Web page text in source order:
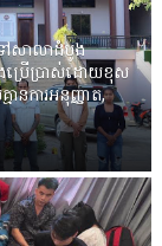
ៅសាលាដំបូង
ងប្រើប្រាស់ដោយខុស
នការអនុញ្ញាត,